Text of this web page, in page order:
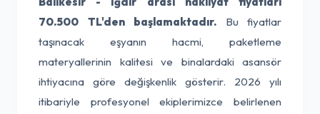
70.500 TL'den başlamaktadır. Bu fiyatlar
taşınacak eşyanın hacmi, paketleme
materyallerinin kalitesi ve binalardaki asansör
ihtiyacına göre değişkenlik gösterir. 2026 yılı
itibariyle profesyonel ekiplerimizce belirlenen